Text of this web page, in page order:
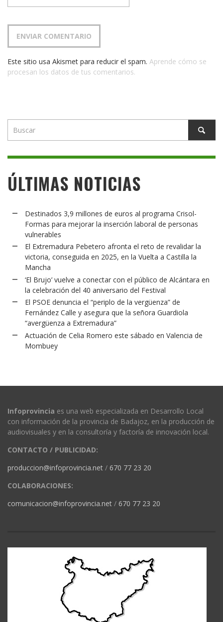
Este sitio usa Akismet para reducir el spam. Aprende cómo se
procesan los datos de tus comentarios.
ÚLTIMAS NOTICIAS
Destinados 3,9 millones de euros al programa Crisol-
Formas para mejorar la inserción laboral de personas
vulnerables
El Extremadura Pebetero afronta el reto de revalidar la
victoria, conseguida en 2025, en la Vuelta a Castilla la
Mancha
‘El Brujo’ vuelve a conectar con el público de Alcántara en
la celebración del 40 aniversario del Festival
El PSOE denuncia el “periplo de la vergüenza” de
Fernández Calle y asegura que la señora Guardiola
“avergüenza a Extremadura”
Actuación de Celia Romero este sábado en Valencia de
Mombuey
Infoprovincia es una web especializada en Desarrollo Local
con información de la provincia de Badajoz, en la producción de
audiovisuales y en la consultoría y factoría de innovación local.
CONTACTO / PUBLICIDAD:
produccion@infoprovincia.net / 670 77 23 20
COLABORACIONES:
comunicacion@infoprovincia.net / 670 77 23 20